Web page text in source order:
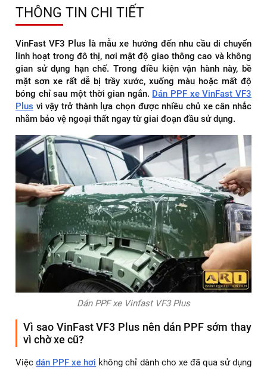
THÔNG TIN CHI TIẾT
VinFast VF3 Plus là mẫu xe hướng đến nhu cầu di chuyển
linh hoạt trong đô thị, nơi mật độ giao thông cao và không
gian sử dụng hạn chế. Trong điều kiện vận hành này, bề
mặt sơn xe rất dễ bị trầy xước, xuống màu hoặc mất độ
bóng chỉ sau một thời gian ngắn. Dán PPF xe VinFast VF3
Plus vì vậy trở thành lựa chọn được nhiều chủ xe cân nhắc
nhằm bảo vệ ngoại thất ngay từ giai đoạn đầu sử dụng.
Dán PPF xe Vinfast VF3 Plus
Vì sao VinFast VF3 Plus nên dán PPF sớm thay
vì chờ xe cũ?
Việcdán PPF xe hơi không chỉ dành cho xe đã qua sử dụng